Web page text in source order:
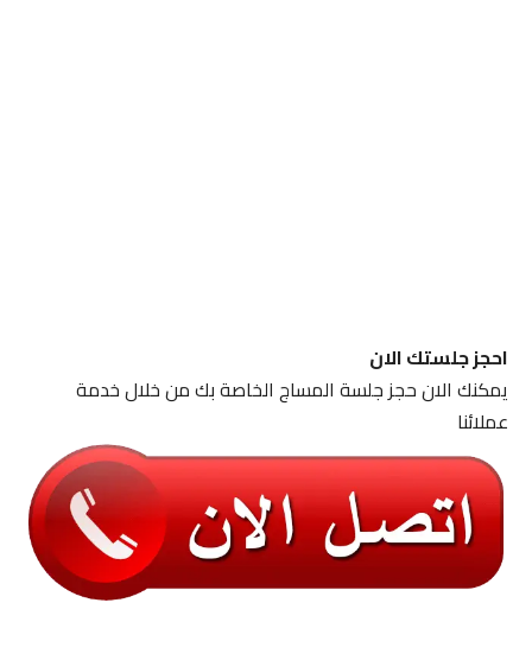
احجز جلستك الان
يمكنك الان حجز جلسة المساج الخاصة بك من خلال خدمة
عملائنا